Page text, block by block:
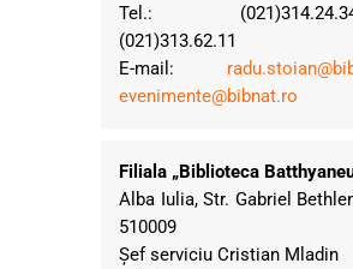
Tel.: (021)314.24.34/
(021)313.62.11
E-mail:
evenimente@bibnat.ro
Filiala „Biblioteca
Alba Iulia, Str. Gabriel
510009
Șef serviciu Cristian Mladin